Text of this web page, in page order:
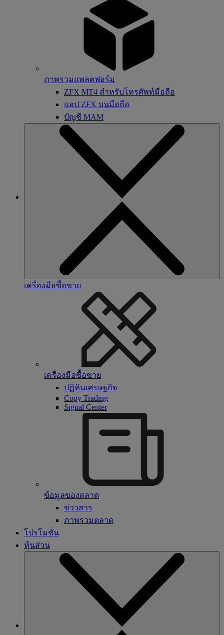
ภาพรวมแพลตฟอร์ม
ZFX MT4 สำหรับโทรศัพท์มือถือ
แอป ZFX บนมือถือ
บัญชี MAM
เครื่องมือซื้อขาย
เครื่องมือซื้อขาย
ปฏิทินเศรษฐกิจ
Copy Trading
Signal Center
ข้อมูลของตลาด
ข่าวสาร
ภาพรวมตลาด
โปรโมชั่น
หุ้นส่วน